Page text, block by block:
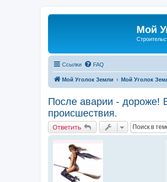
Мой
Ссылки FAQ
Мой Уголок Земли Мой Уголок
После аварии - дороже!
происшествия.
Ответить